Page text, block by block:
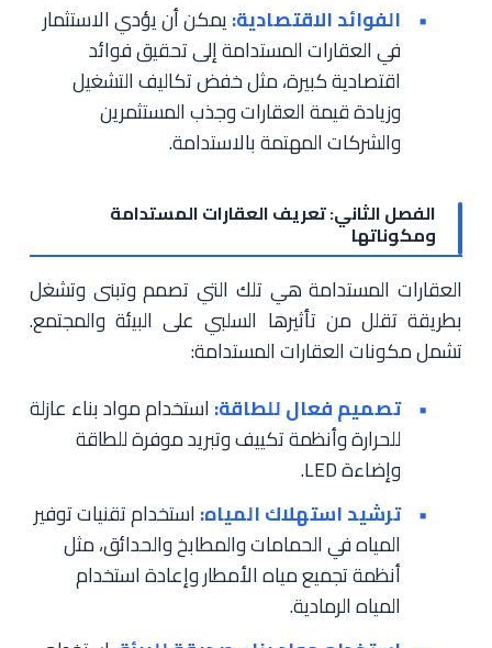
الفوائد الاقتصادية:يمكن أن يؤدي الاستثمار
في العقارات المستدامة إلى تحقيق فوائد
اقتصادية كبيرة، مثل خفض تكاليف التشغيل
وزيادة قيمة العقارات وجذب المستثمرين
والشركات المهتمة بالاستدامة.
الفصل الثاني: تعريف العقارات المستدامة
ومكوناتها
العقارات المستدامة هي تلك التي تصمم وتبنى وتشغل
بطريقة تقلل من تأثيرها السلبي على البيئة والمجتمع.
تشمل مكونات العقارات المستدامة:
تصميم فعال للطاقة: استخدام مواد بناء عازلة
للحرارة وأنظمة تكييف وتبريد موفرة للطاقة
وإضاءة LED.
ترشيد استهلاك المياه: استخدام تقنيات توفير
المياه في الحمامات والمطابخ والحدائق، مثل
أنظمة تجميع مياه الأمطار وإعادة استخدام
المياه الرمادية.